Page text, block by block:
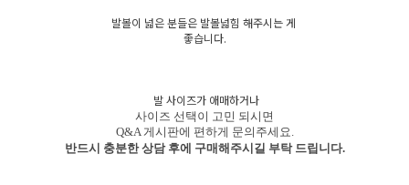
발볼이 넓은 분들은 발볼넓힘 해주시는 게
좋습니다.
발 사이즈가 애매하거나
사이즈 선택이 고민 되시면
Q&A 게시판에 편하게 문의주세요.
반드시 충분한 상담 후에 구매해주시길 부탁 드립니다.